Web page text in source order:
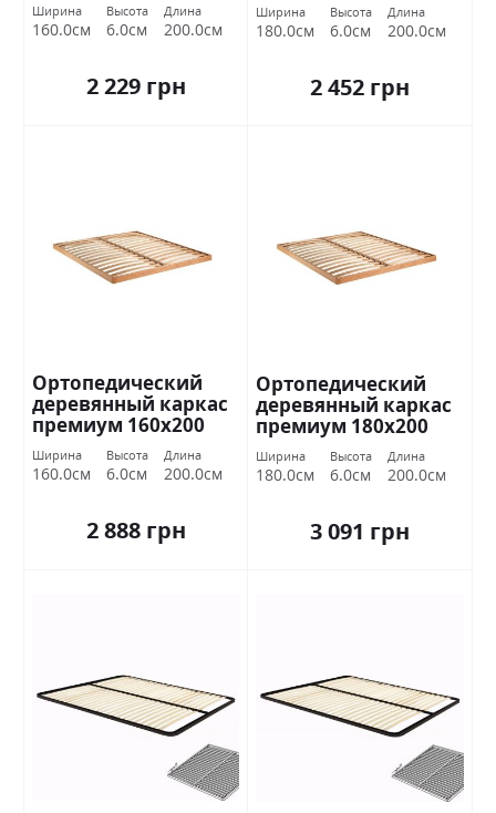
Ширина
160.0см
Высота
6.0см
Длина
200.0см
2 229 грн
Ширина
180.0см
Высота
6.0см
Длина
200.0см
2 452 грн
Ортопедический
деревянный каркас
премиум 160х200
Миромарк
Ширина
160.0см
Высота
6.0см
Длина
200.0см
2 888 грн
Ортопедический
деревянный каркас
премиум 180х200
Миромарк
Ширина
180.0см
Высота
6.0см
Длина
200.0см
3 091 грн